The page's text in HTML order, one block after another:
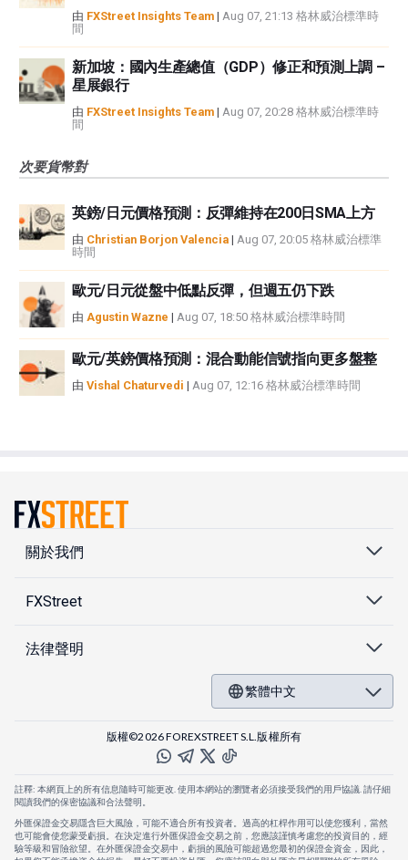
由 FXStreet Insights Team | Aug 07, 21:13 格林威治標準時
間
新加坡：國內生產總值（GDP）修正和預測上調 –
星展銀行
由 FXStreet Insights Team | Aug 07, 20:28 格林威治標準時
間
次要貨幣對
英鎊/日元價格預測：反彈維持在200日SMA上方
由 Christian Borjon Valencia | Aug 07, 20:05 格林威治標準
時間
歐元/日元從盤中低點反彈，但週五仍下跌
由 Agustin Wazne | Aug 07, 18:50 格林威治標準時間
歐元/英鎊價格預測：混合動能信號指向更多盤整
由 Vishal Chaturvedi | Aug 07, 12:16 格林威治標準時間
關於我們
FXStreet
法律聲明
繁體中文
版權©2026 FOREXSTREET S.L.版權所有
註釋: 本網頁上的所有信息隨時可能更改. 使用本網站的瀏覽者必須接受我們的用戶協議. 請仔細
閱讀我們的保密協議和合法聲明。
外匯保證金交易隱含巨大風險，可能不適合所有投資者。過高的杠桿作用可以使您獲利，當然
也可能會使您蒙受虧損。在決定進行外匯保證金交易之前，您應該謹慎考慮您的投資目的，經
驗等級和冒險欲望。在外匯保證金交易中，虧損的風險可能超過您最初的保證金資金，因此，